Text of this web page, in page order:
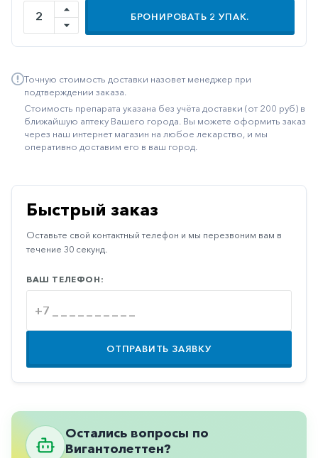
Минеральный
обмен
Наружные
Неврологические
Остеопороз
Офтальмология
Противовирусные
Противовоспалительные
Противоопухолевые
Противоподагрические
Противорвотные
Противоэпилептические
Пульмонология
Сердечные
БРОНИРОВАТЬ 2 УПАК.
Точную стоимость доставки назовет менеджер при
подтверждении заказа.
Стоимость препарата указана без учёта доставки (от 200 руб) в
ближайшую аптеку Вашего города. Вы можете оформить заказ
через наш интернет магазин на любое лекарство, и мы
оперативно доставим его в ваш город.
Быстрый заказ
Оставьте свой контактный телефон и мы перезвоним вам в
течение 30 секунд.
ВАШ ТЕЛЕФОН:
ОТПРАВИТЬ ЗАЯВКУ
Остались вопросы по
Вигантолеттен?